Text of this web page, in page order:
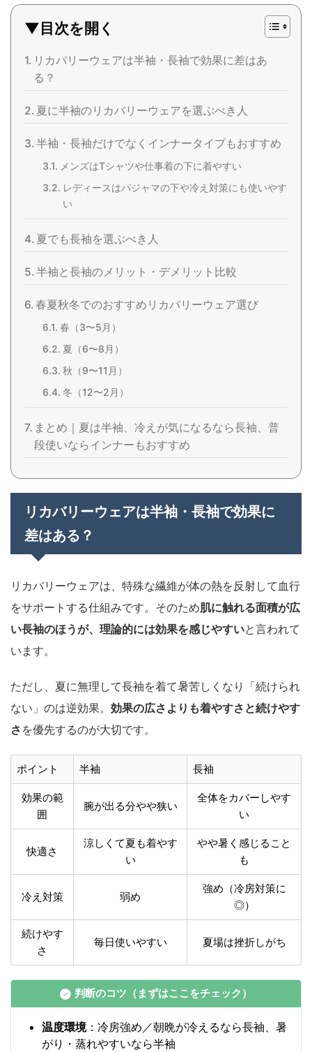
▼目次を開く
リカバリーウェアは半袖・長袖で効果に差はあ
る？
夏に半袖のリカバリーウェアを選ぶべき人
半袖・長袖だけでなくインナータイプもおすすめ
メンズはTシャツや仕事着の下に着やすい
レディースはパジャマの下や冷え対策にも使いやす
い
夏でも長袖を選ぶべき人
半袖と長袖のメリット・デメリット比較
春夏秋冬でのおすすめリカバリーウェア選び
春（3〜5月）
夏（6〜8月）
秋（9〜11月）
冬（12〜2月）
まとめ｜夏は半袖、冷えが気になるなら長袖、普
段使いならインナーもおすすめ
リカバリーウェアは半袖・長袖で効果に
差はある？
リカバリーウェアは、特殊な繊維が体の熱を反射して血行
をサポートする仕組みです。そのため肌に触れる面積が広
い長袖のほうが、理論的には効果を感じやすいと言われて
います。
ただし、夏に無理して長袖を着て暑苦しくなり「続けられ
ない」のは逆効果。 効果の広さよりも着やすさと続けやす
さ を優先するのが大切です。
ポイント 半袖 長袖
効果の範
囲
腕が出る分やや狭い
全体をカバーしやす
い
快適さ
涼しくて夏も着やす
い
やや暑く感じること
も
冷え対策 弱め
強め（冷房対策に
◎）
続けやす
さ
毎日使いやすい 夏場は挫折しがち
判断のコツ（まずはここをチェック）
温度環境：冷房強め／朝晩が冷えるなら長袖、暑
がり・蒸れやすいなら半袖